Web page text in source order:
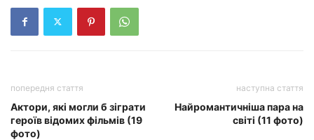
попередня стаття
Актори, які могли б зіграти
героїв відомих фільмів (19
фото)
наступна стаття
Найромантичніша пара на
світі (11 фото)